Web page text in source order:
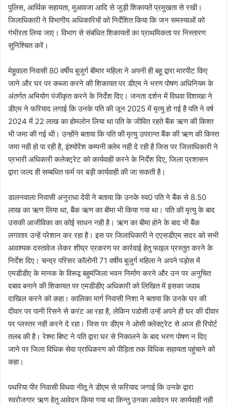
पुलिस, आर्थिक सहायता, मुआवजा आदि से जुड़ी शिकायतें प्रमुखता से रखी।
जिलाधिकारी ने विभागीय अधिकारियों को निर्देशित किया कि जन समस्याओं को
गंभीरता लिया जाए। विभाग से संबंधित शिकायतों का प्राथमिकता पर निस्तारण
सुनिश्चित करें।
मेहूवाला निवासी 80 वर्षीय बुजुर्ग बीमार महिला ने अपनी ही बहू द्वारा मारपीट किए
जाने और घर पर कब्जा करने की शिकायत पर डीएम ने भरण पोषण अधिनियम के
अंतर्गत अभियोग पंजीकृत करने के निर्देश दिए। जनता दर्शन में विधवा विशाखा ने
डीएम ने फरियाद लगाई कि उनके पति की जून 2025 में मृत्यु हो गई है पति ने वर्ष
2024 में 22 लाख का होमलोन लिया था पति के जीवित रहते बैंक ऋण की किश्त
भी जमा की गई थी। उन्होंने बताया कि पति की मृत्यु उपरान्त बैंक की ऋण की किस्त
जमा नही हो पा रही है, इंश्योरेंश कम्पनी क्लेम नही दे रही है जिस पर जिलाधिकारी ने
प्रभारी अधिकारी कलेक्ट्रेट को कार्यवाही करने के निर्देश दिए, जिला प्रशासन
द्वारा जल्द ही सम्बधित फर्म पर बड़ी कार्यवाही की जा सकती है।
डालनवाला निवासी अनुराधा देवी ने बताया कि उनके स्व0 पति ने बैंक से 8.50
लाख का ऋण लिया था, बैंक ऋण का बीमा भी किया गया था। पति की मृत्यु के बाद
उसकी आजीविका का कोई साधन नही है। ऋण का बीमा होने के बाद भी बैंक
लगातार उन्हें परेशान कर रहा है। इस पर जिलाधिकारी ने एएसडीएम सदर को सभी
आवश्यक दस्तावेज लेकर शीघ्र प्रकरण पर कार्रवाई हेतु फाइल प्रस्तुत करने के
निर्देश दिए। चन्द्र परिसर कॉलोनी 71 वर्षीय बुजुर्ग महिला ने अपने पड़ोस में
एमडीडीए के मानक के विरूद्व बहुमंजिला भवन निर्माण करने और उन पर अनुचित
दबाव बनाने की शिकायत पर एमडीडीए अधिकारी को लिखित में इसका जवाब
दाखिल करने को कहा। कालिका मार्ग निवासी निशा ने बताया कि उनके घर की
दीवार पर पानी रिसने से करंट आ रहा है, लेकिन पडोसी उन्हें अपने ही घर की दीवार
पर प्लस्तर नही करने दे रहा। जिस पर डीएम ने ओसी क्लेक्ट्रेट से आज ही रिपोर्ट
तलब की है। रेश्मा बिष्ट ने पति द्वारा घर से निकालने के बाद भरण पोषण न दिए
जाने पर जिला विधिक सेवा प्राधिकरण को पीड़िता तक विधिक सहायता पहुंचाने को
कहा।
पथरिया पीर निवासी विधवा नीतू ने डीएम से फरियाद जगाई कि उनके द्वारा
स्वरोजगार ऋण हेतु आवेदन किया गया था किन्तु उनका आवेदन पर कार्यवाही नही